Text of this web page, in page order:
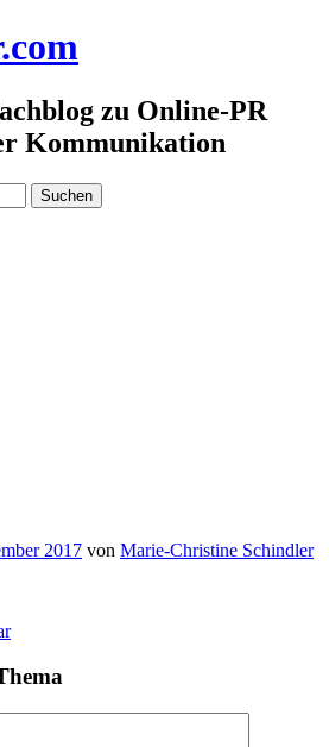
.com
zu Online-PR
Kommunikation
2017 von Marie-Christine Schindler